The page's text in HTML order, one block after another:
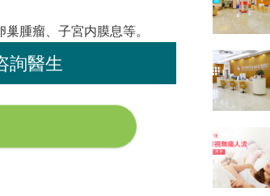
腫瘤、子宮内膜息等。
詢醫生